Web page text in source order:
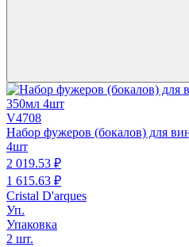
V4708
Набор фужеров (бокалов)
4шт
2 019.53 ₽
1 615.63 ₽
Cristal D'arques
Уп.
Упаковка
2 шт.